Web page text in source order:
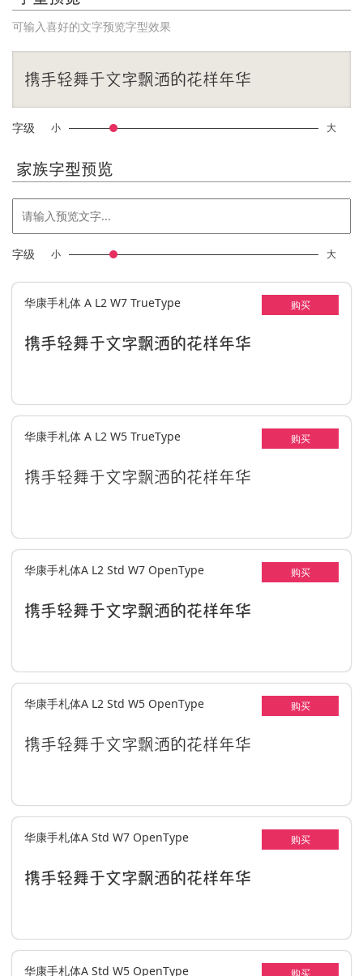
可输入喜好的文字预览字型效果
字级 小 大
家族字型预览
字级 小 大
华康手札体 A L2 W7 TrueType 购买
携手轻舞于文字飘洒的花样年华
华康手札体 A L2 W5 TrueType 购买
携手轻舞于文字飘洒的花样年华
华康手札体A L2 Std W7 OpenType 购买
携手轻舞于文字飘洒的花样年华
华康手札体A L2 Std W5 OpenType 购买
携手轻舞于文字飘洒的花样年华
华康手札体A Std W7 OpenType 购买
携手轻舞于文字飘洒的花样年华
华康手札体A Std W5 OpenType 购买